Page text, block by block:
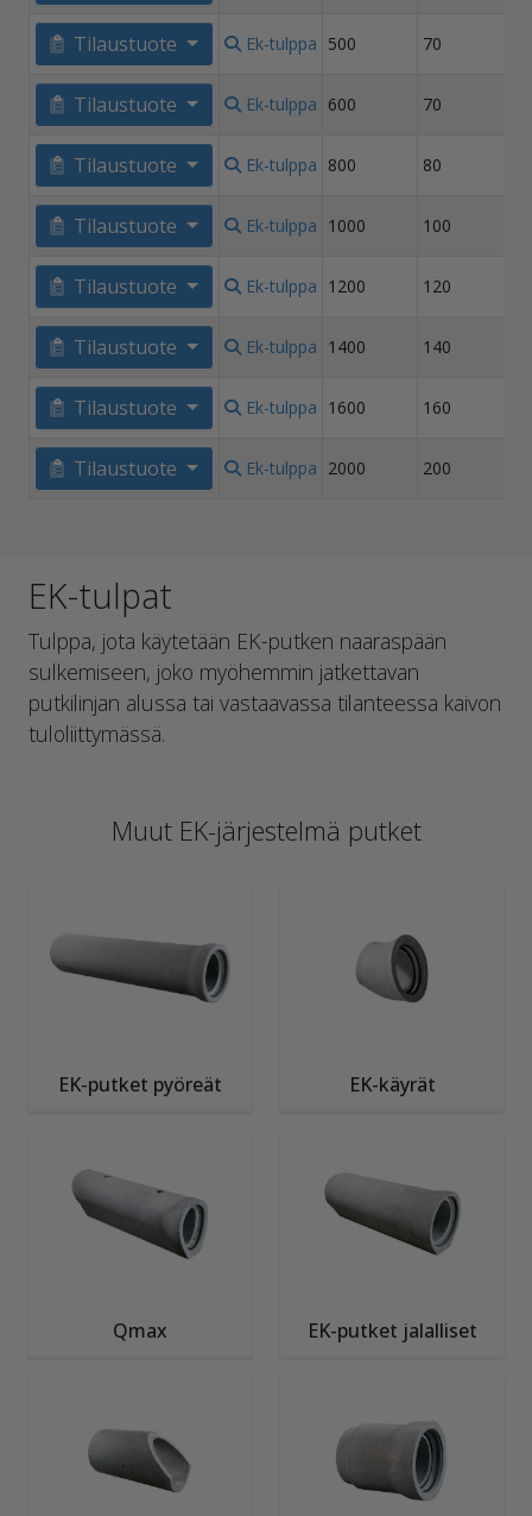
Tilaustuote Ek-tulppa 500 70
Tilaustuote Ek-tulppa 600 70
Tilaustuote Ek-tulppa 800 80
Tilaustuote Ek-tulppa 1000 100
Tilaustuote Ek-tulppa 1200 120
Tilaustuote Ek-tulppa 1400 140
Tilaustuote Ek-tulppa 1600 160
Tilaustuote Ek-tulppa 2000 200
EK-tulpat
Tulppa, jota käytetään EK-putken naaraspään
sulkemiseen, joko myöhemmin jatkettavan
putkilinjan alussa tai vastaavassa tilanteessa kaivon
tuloliittymässä.
Muut EK-järjestelmä putket
EK-putket pyöreät EK-käyrät
Qmax EK-putket jalalliset